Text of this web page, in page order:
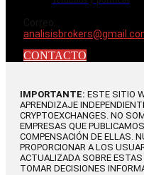
CONTACTO
IMPORTANTE: ESTE SITIO
APRENDIZAJE
CRYPTOEXCHANGES. NO
EMPRESAS QUE
COMPENSACIÓN DE ELLAS.
PROPORCIONAR A LOS
ACTUALIZADA SOBRE ESTAS
TOMAR DECISIONES